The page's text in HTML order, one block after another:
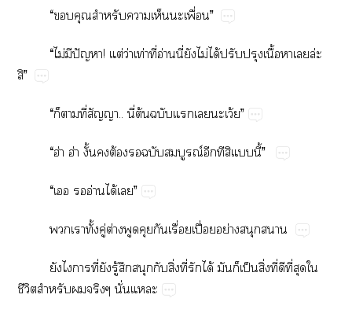
“​​​​​​ื่”
“​ไม่​​ปั!​ต่​ว่​ท่​ี่​อ่​ี่​​ไม่​ได้​ป​​ื้​​​ล่​
”
“​​​ี่​..​ี่​ต้​​​​​ว้”
“ฮ่​ฮ่​ั้​ต้​​​ณ์​​​​​ี้”
“​​​อ่​ได้​”
​​ั้​ู่​ต่​​​​ื่​ปื่​ย่​​
​​​ี่​​ู้​​​​ิ่​ี่​​ได้​​​ป็​ิ่​ี่​​ี่​​​
ี​​​​ั่​